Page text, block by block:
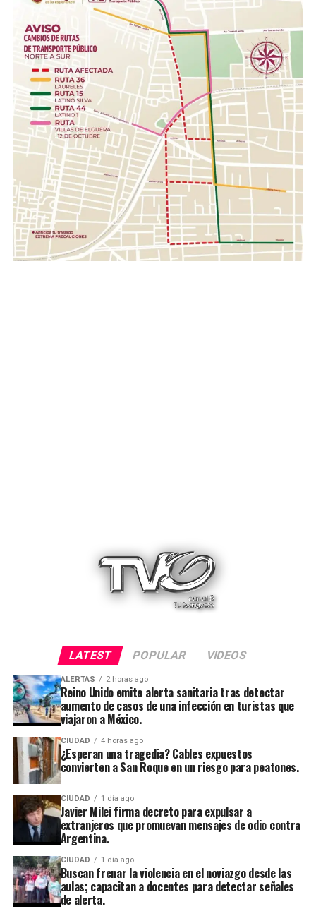
LATEST POPULAR VIDEOS
ALERTAS 2 horas ago
Reino Unido emite alerta sanitaria tras detectar
aumento de casos de una infección en turistas que
viajaron a México.
CIUDAD 4 horas ago
¿Esperan una tragedia? Cables expuestos
convierten a San Roque en un riesgo para peatones.
CIUDAD 1 día ago
Javier Milei firma decreto para expulsar a
extranjeros que promuevan mensajes de odio contra
Argentina.
CIUDAD 1 día ago
Buscan frenar la violencia en el noviazgo desde las
aulas; capacitan a docentes para detectar señales
de alerta.